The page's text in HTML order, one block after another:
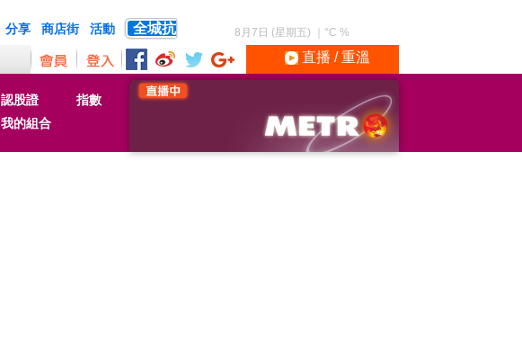
分享 商店街 活動
全城抗
8月7日 (星期五) °C %
直播 / 重溫
認股證
指數
我的組合